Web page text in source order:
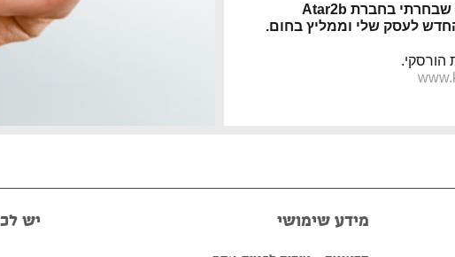
אני שמח מאוד שבחרתי בחברת Atar2b
לעסק שלי וממליץ בחום.
הורסקי.
מידע שימושי יש